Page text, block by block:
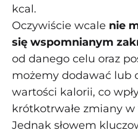
kcal.
Oczywiście wcale nie
się wspomnianym
od danego celu oraz
możemy dodawać lub
wartości kalorii, co
krótkotrwałe zmiany w
Jednak słowem